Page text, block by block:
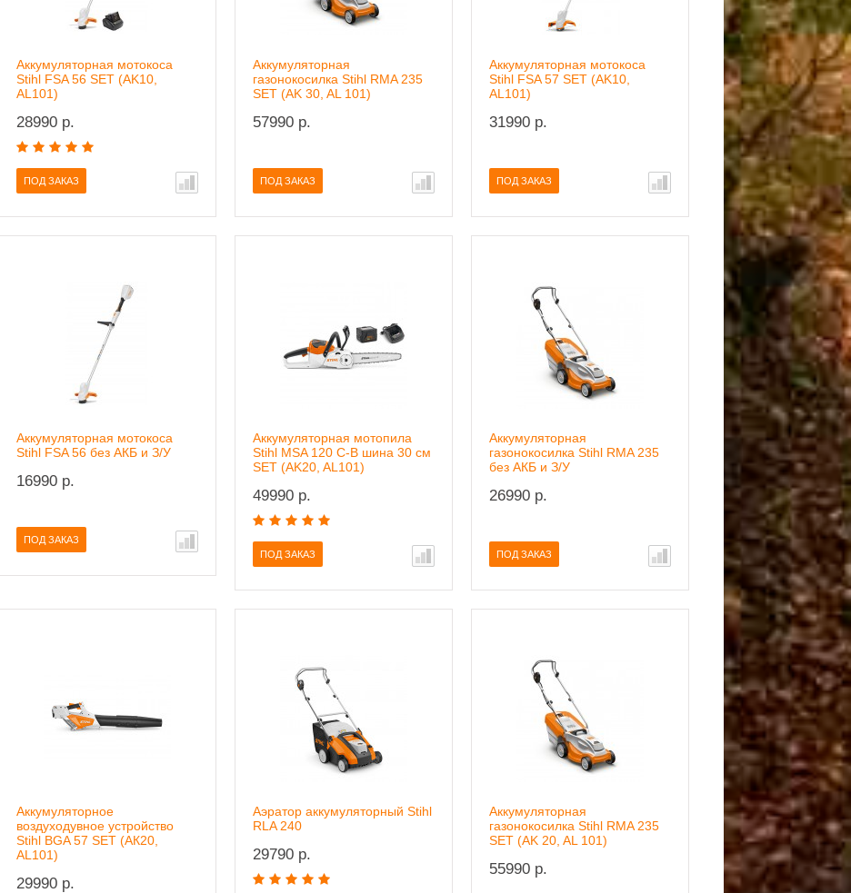
Аккумуляторная мотокоса
Stihl FSA 56 SET (AK10,
AL101)
28990 р.
ПОД ЗАКАЗ
Аккумуляторная
газонокосилка Stihl RMA 235
SET (AK 30, AL 101)
57990 р.
ПОД ЗАКАЗ
Аккумуляторная мотокоса
Stihl FSA 57 SET (AK10,
AL101)
31990 р.
ПОД ЗАКАЗ
Аккумуляторная мотокоса
Stihl FSA 56 без АКБ и З/У
16990 р.
ПОД ЗАКАЗ
Аккумуляторная мотопила
Stihl MSA 120 C-B шина 30 см
SET (AK20, AL101)
49990 р.
ПОД ЗАКАЗ
Аккумуляторная
газонокосилка Stihl RMA 235
без АКБ и З/У
26990 р.
ПОД ЗАКАЗ
Аккумуляторное
воздуходувное устройство
Stihl BGA 57 SET (АК20,
AL101)
29990 р.
Аэратор аккумуляторный Stihl
RLA 240
29790 р.
Аккумуляторная
газонокосилка Stihl RMA 235
SET (AK 20, AL 101)
55990 р.